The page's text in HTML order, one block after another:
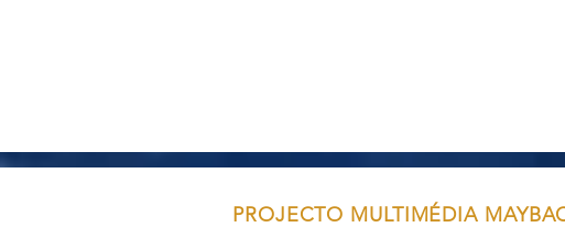
PROJECTO MULTIMÉDIA